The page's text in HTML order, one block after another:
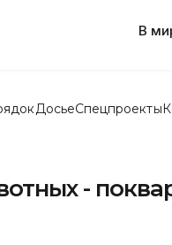
В
ДосьеСпецпроекты
-